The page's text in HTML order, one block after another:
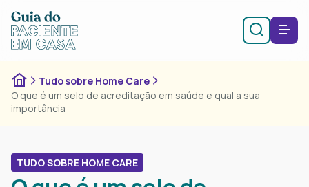
Tudo sobre Home Care
O que é um selo de acreditação em saúde e qual a sua
importância
TUDO SOBRE HOME CARE